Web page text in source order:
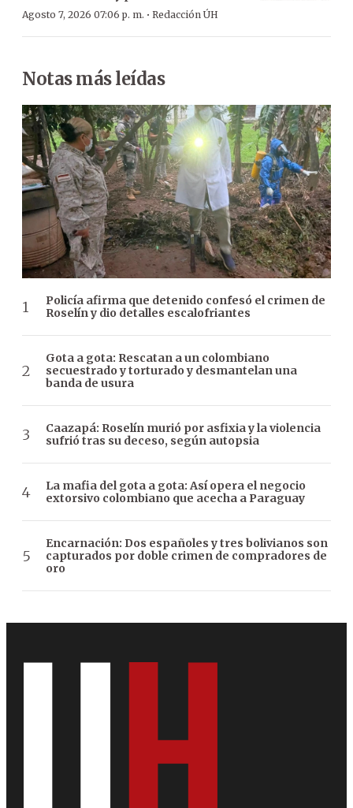
Agosto 7, 2026 07:06 p. m. · Redacción ÚH
Notas más leídas
Policía afirma que detenido confesó el crimen de
Roselín y dio detalles escalofriantes
Gota a gota: Rescatan a un colombiano
secuestrado y torturado y desmantelan una
banda de usura
Caazapá: Roselín murió por asfixia y la violencia
sufrió tras su deceso, según autopsia
La mafia del gota a gota: Así opera el negocio
extorsivo colombiano que acecha a Paraguay
Encarnación: Dos españoles y tres bolivianos son
capturados por doble crimen de compradores de
oro